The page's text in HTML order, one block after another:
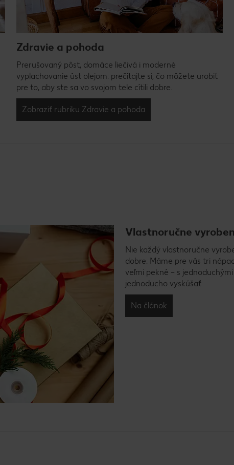
Zdravie a pohoda
Prerušovaný pôst, domáce liečivá i moderné
vyplachovanie úst olejom: prečítajte si, čo môžete urobiť
pre to, aby ste sa vo svojom tele cítili dobre.
Zobraziť rubriku Zdravie a pohoda
Vlastnoručne
Nie každý vlastnoručne
dobre. Máme pre vás tri
veľmi pekné – s
jednoducho vyskúšať.
Na článok